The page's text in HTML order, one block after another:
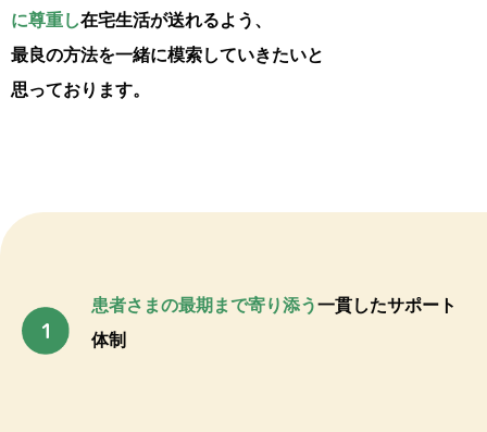
に尊重し在宅生活が送れるよう、
最良の方法を一緒に模索していきたいと
思っております。
患者さまの最期まで寄り添う一貫したサポート
体制